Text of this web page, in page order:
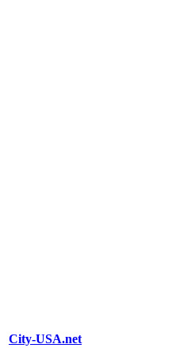
City-USA.net